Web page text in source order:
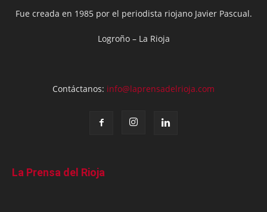
Fue creada en 1985 por el periodista riojano Javier Pascual.
Logroño – La Rioja
Contáctanos: info@laprensadelrioja.com
La Prensa del Rioja